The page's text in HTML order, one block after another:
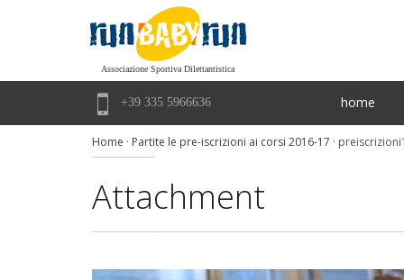
Associazione Sportiva Dilettantistica
 +39 335 5966636 home
Home · Partite le pre-iscrizioni ai corsi 2016-17 ·
Attachment